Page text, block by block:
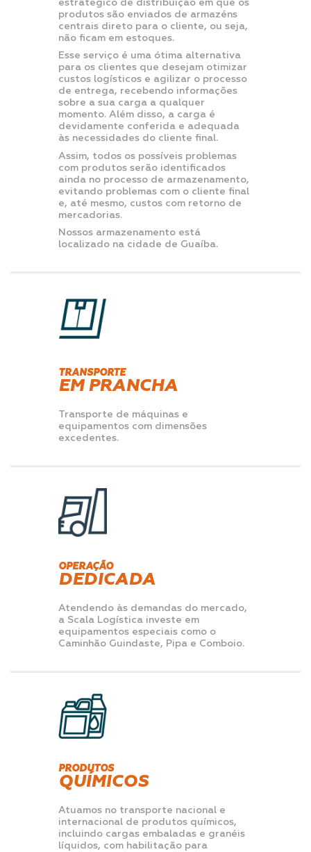
estratégico de distribuição em que os
produtos são enviados de armazéns
centrais direto para o cliente, ou seja,
não ficam em estoques.
Esse serviço é uma ótima alternativa
para os clientes que desejam otimizar
custos logísticos e agilizar o processo
de entrega, recebendo informações
sobre a sua carga a qualquer
momento. Além disso, a carga é
devidamente conferida e adequada
às necessidades do cliente final.
Assim, todos os possíveis problemas
com produtos serão identificados
ainda no processo de armazenamento,
evitando problemas com o cliente final
e, até mesmo, custos com retorno de
mercadorias.
Nossos armazenamento está
localizado na cidade de Guaíba.
TRANSPORTE
EM PRANCHA
Transporte de máquinas e
equipamentos com dimensões
excedentes.
OPERAÇÃO
DEDICADA
Atendendo às demandas do mercado,
a Scala Logística investe em
equipamentos especiais como o
Caminhão Guindaste, Pipa e Comboio.
PRODUTOS
QUÍMICOS
Atuamos no transporte nacional e
internacional de produtos químicos,
incluindo cargas embaladas e granéis
líquidos, com habilitação para